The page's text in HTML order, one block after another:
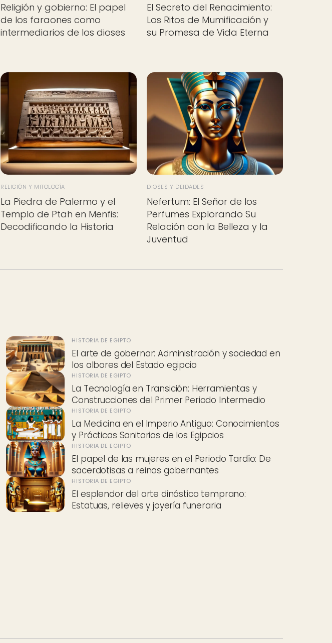
Religión y gobierno: El papel
de los faraones como
intermediarios de los dioses
El Secreto del Renacimiento:
Los Ritos de Mumificación y
su Promesa de Vida Eterna
RELIGIÓN Y MITOLOGÍA
La Piedra de Palermo y el
Templo de Ptah en Menfis:
Decodificando la Historia
DIOSES Y DEIDADES
Nefertum: El Señor de los
Perfumes Explorando Su
Relación con la Belleza y la
Juventud
HISTORIA DE EGIPTO
El arte de gobernar: Administración y sociedad en
los albores del Estado egipcio
HISTORIA DE EGIPTO
La Tecnología en Transición: Herramientas y
Construcciones del Primer Periodo Intermedio
HISTORIA DE EGIPTO
La Medicina en el Imperio Antiguo: Conocimientos
y Prácticas Sanitarias de los Egipcios
HISTORIA DE EGIPTO
El papel de las mujeres en el Periodo Tardío: De
sacerdotisas a reinas gobernantes
HISTORIA DE EGIPTO
El esplendor del arte dinástico temprano:
Estatuas, relieves y joyería funeraria